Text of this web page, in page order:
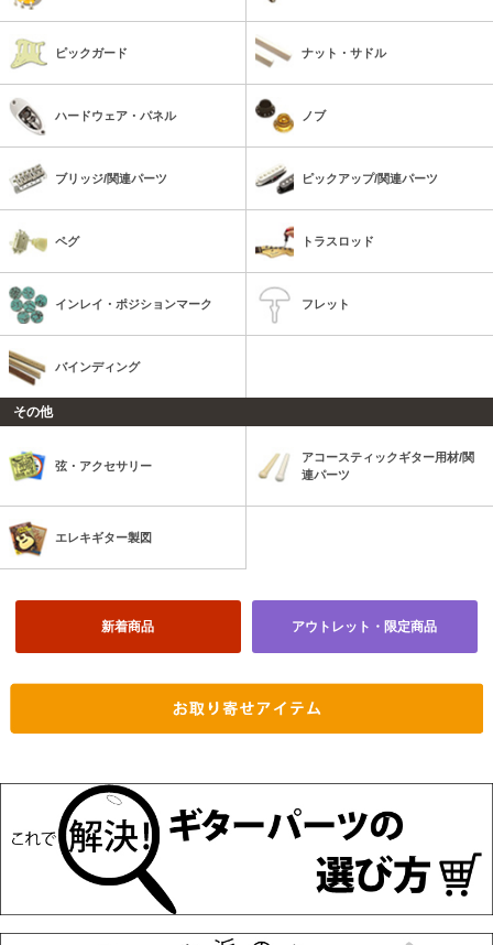
ピックガード ナット・サドル
ハードウェア・パネル ノブ
ブリッジ/関連パーツ ピックアップ/関連パーツ
ペグ トラスロッド
インレイ・ポジションマーク フレット
バインディング
その他
弦・アクセサリー
アコースティックギター用材/関
連パーツ
エレキギター製図
新着商品 アウトレット・限定商品